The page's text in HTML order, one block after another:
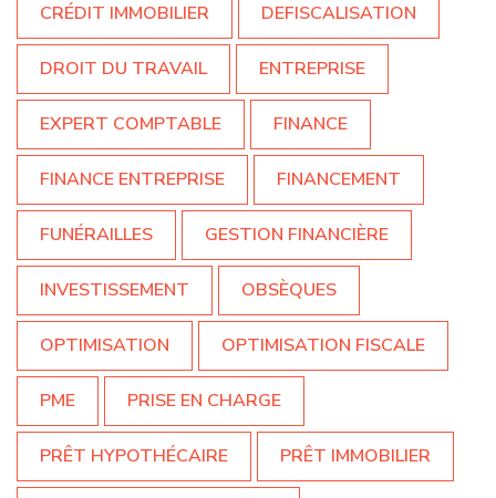
CRÉDIT IMMOBILIER DEFISCALISATION
DROIT DU TRAVAIL ENTREPRISE
EXPERT COMPTABLE FINANCE
FINANCE ENTREPRISE FINANCEMENT
FUNÉRAILLES GESTION FINANCIÈRE
INVESTISSEMENT OBSÈQUES
OPTIMISATION OPTIMISATION FISCALE
PME PRISE EN CHARGE
PRÊT HYPOTHÉCAIRE PRÊT IMMOBILIER